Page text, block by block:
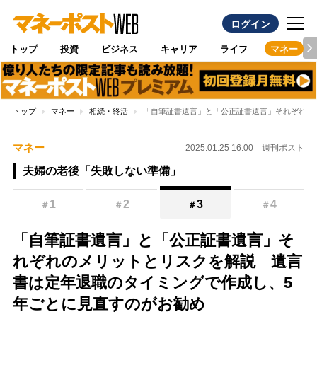
ログイン
トップ 投資 ビジネス キャリア ライフ マネー
トップ マネー 相続・終活 「自筆証書遺言」と「公正証書遺言」それぞれ
マネー 2025.01.25 16:00 週刊ポスト
夫婦の老後「失敗しない準備」
＃ 1 ＃2 ＃3 ＃4
「自筆証書遺言」と「公正証書遺言」そ
れぞれのメリットとリスクを解説 遺言
書は定年退職のタイミングで作成し、5
年ごとに見直すのがお勧め